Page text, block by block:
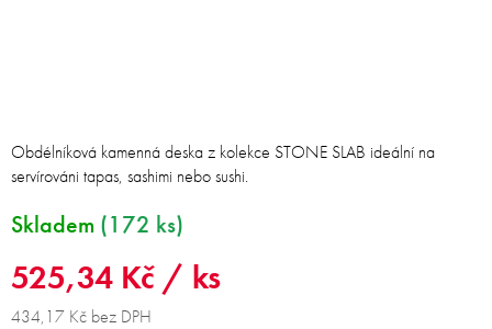
525,34 Kč / ks
434,17 Kč bez DPH
Skladem (172 ks)
Obdélníková kamenná deska z kolekce STONE SLAB ideální na
servírováni tapas, sashimi nebo sushi.